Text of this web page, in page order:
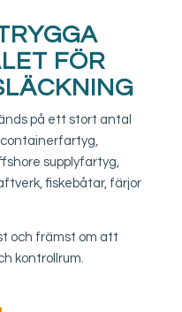
FÖR
på ett stort antal
supplyfartyg,
fiskebåtar, färjor
och främst om att
kontrollrum.